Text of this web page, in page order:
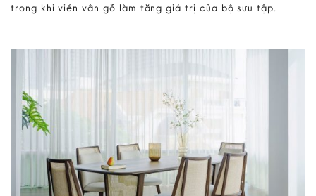
trong khi viền vân gỗ làm tăng giá trị của bộ sưu tập.